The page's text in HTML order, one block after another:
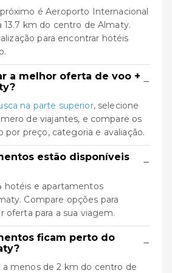
é Aeroporto Internacional
13.7 km do centro de Almaty.
para encontrar hotéis
a melhor oferta de voo + −
na parte superior, selecione
de viajantes, e compare os
por preço, categoria e avaliação.
estão disponíveis
−
hotéis e apartamentos
Compare opções para
oferta para a sua viagem.
ficam perto do
−
a menos de 2 km do centro de